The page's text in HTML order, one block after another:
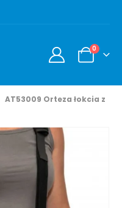
0
AT53009 Orteza łokcia z